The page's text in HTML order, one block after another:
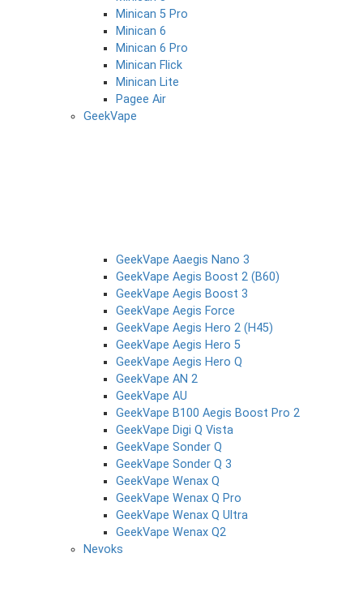
Minican 5 Pro
Minican 6
Minican 6 Pro
Minican Flick
Minican Lite
Pagee Air
GeekVape
GeekVape Aaegis Nano 3
GeekVape Aegis Boost 2 (B60)
GeekVape Aegis Boost 3
GeekVape Aegis Force
GeekVape Aegis Hero 2 (H45)
GeekVape Aegis Hero 5
GeekVape Aegis Hero Q
GeekVape AN 2
GeekVape AU
GeekVape B100 Aegis Boost Pro 2
GeekVape Digi Q Vista
GeekVape Sonder Q
GeekVape Sonder Q 3
GeekVape Wenax Q
GeekVape Wenax Q Pro
GeekVape Wenax Q Ultra
GeekVape Wenax Q2
Nevoks